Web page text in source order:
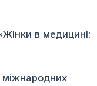
в медицині:
міжнародних